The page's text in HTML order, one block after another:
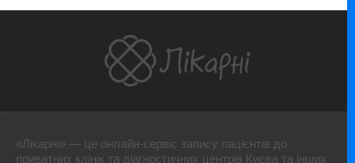
«Лікарні» — це онлайн-сервіс запису пацієнтів до
приватних клінік та діагностичних центрів Києва та інших